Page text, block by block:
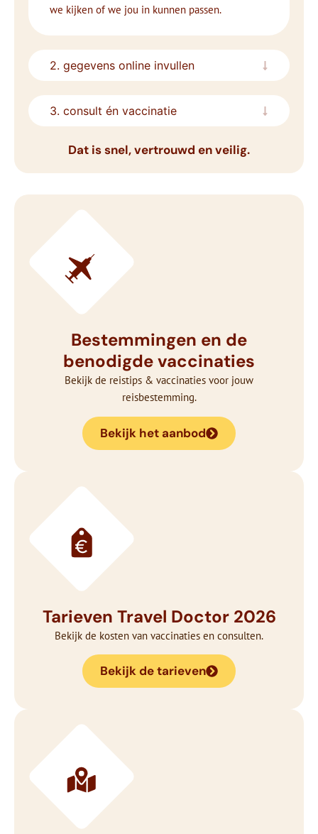
we kijken of we jou in kunnen passen.
2. gegevens online invullen
3. consult én vaccinatie
Dat is snel, vertrouwd en veilig.
Bestemmingen en de
benodigde vaccinaties
Bekijk de reistips & vaccinaties voor jouw
reisbestemming.
Bekijk het aanbod
Tarieven Travel Doctor 2026
Bekijk de kosten van vaccinaties en consulten.
Bekijk de tarieven